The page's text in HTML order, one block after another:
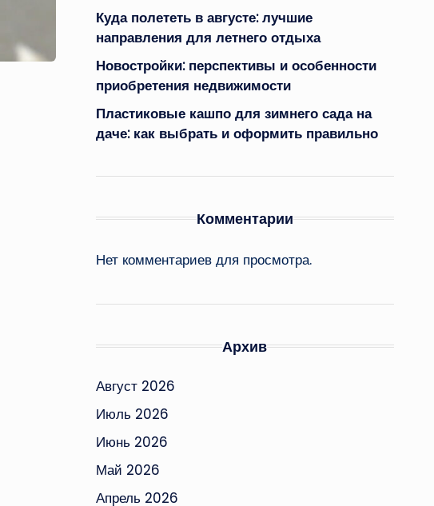
Куда полететь в августе: лучшие
направления для летнего отдыха
Новостройки: перспективы и особенности
приобретения недвижимости
Пластиковые кашпо для зимнего сада на
даче: как выбрать и оформить правильно
Комментарии
Нет комментариев для просмотра.
Архив
Август 2026
Июль 2026
Июнь 2026
Май 2026
Апрель 2026